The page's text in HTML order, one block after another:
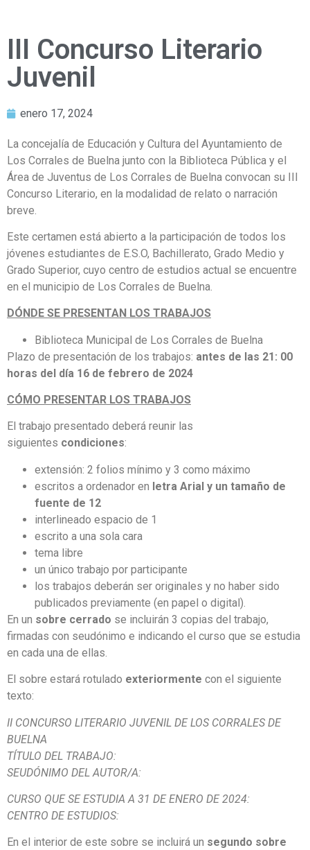
III Concurso Literario
Juvenil
enero 17, 2024
La concejalía de Educación y Cultura del Ayuntamiento de
Los Corrales de Buelna junto con la Biblioteca Pública y el
Área de Juventus de Los Corrales de Buelna convocan su III
Concurso Literario, en la modalidad de relato o narración
breve.
Este certamen está abierto a la participación de todos los
jóvenes estudiantes de E.S.O, Bachillerato, Grado Medio y
Grado Superior, cuyo centro de estudios actual se encuentre
en el municipio de Los Corrales de Buelna.
DÓNDE SE PRESENTAN LOS TRABAJOS
Biblioteca Municipal de Los Corrales de Buelna
Plazo de presentación de los trabajos: antes de las 21: 00
horas del día 16 de febrero de 2024
CÓMO PRESENTAR LOS TRABAJOS
El trabajo presentado deberá reunir las
siguientes condiciones:
extensión: 2 folios mínimo y 3 como máximo
escritos a ordenador en letra Arial y un tamaño de
fuente de 12
interlineado espacio de 1
escrito a una sola cara
tema libre
un único trabajo por participante
los trabajos deberán ser originales y no haber sido
publicados previamente (en papel o digital).
En un sobre cerrado se incluirán 3 copias del trabajo,
firmadas con seudónimo e indicando el curso que se estudia
en cada una de ellas.
El sobre estará rotulado exteriormente con el siguiente
texto:
II CONCURSO LITERARIO JUVENIL DE LOS CORRALES DE
BUELNA
TÍTULO DEL TRABAJO:
SEUDÓNIMO DEL AUTOR/A:
CURSO QUE SE ESTUDIA A 31 DE ENERO DE 2024:
CENTRO DE ESTUDIOS:
En el interior de este sobre se incluirá un segundo sobre